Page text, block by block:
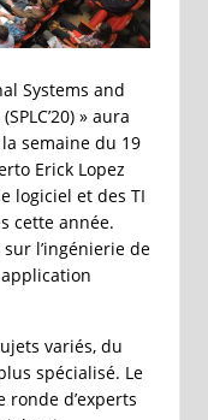
Systems and
» aura
semaine du 19
Erick Lopez
logiciel et des TI
cette année.
l’ingénierie de
variés, du
spécialisé. Le
d’experts